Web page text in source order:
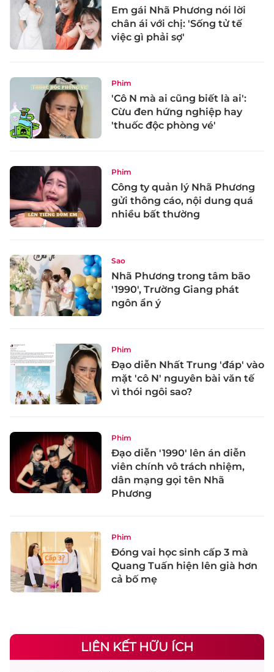
Em gái Nhã Phương nói lời
chân ái với chị: 'Sống tử tế
việc gì phải sợ'
Phim
'Cô N mà ai cũng biết là ai':
Cừu đen hứng nghiệp hay
'thuốc độc phòng vé'
Phim
Công ty quản lý Nhã Phương
gửi thông cáo, nội dung quá
nhiều bất thường
Sao
Nhã Phương trong tâm bão
'1990', Trường Giang phát
ngôn ẩn ý
Phim
Đạo diễn Nhất Trung 'đáp' vào
mặt 'cô N' nguyên bài văn tế
vì thói ngôi sao?
Phim
Đạo diễn '1990' lên án diễn
viên chính vô trách nhiệm,
dân mạng gọi tên Nhã
Phương
Phim
Đóng vai học sinh cấp 3 mà
Quang Tuấn hiện lên già hơn
cả bố mẹ
LIÊN KẾT HỮU ÍCH